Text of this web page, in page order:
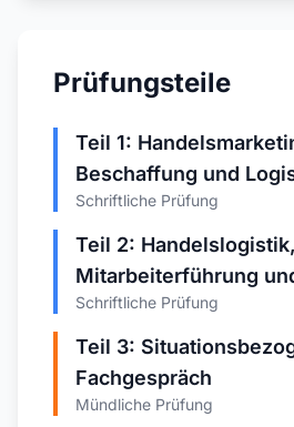
Prüfungsteile
Teil 1:
Beschaffung und
Schriftliche Prüfung
Teil 2:
Mitarbeiterführung
Schriftliche Prüfung
Teil 3:
Fachgespräch
Mündliche Prüfung